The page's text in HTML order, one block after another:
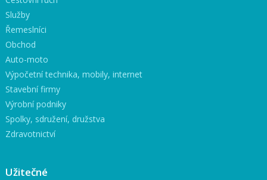
Služby
Řemeslníci
Obchod
Auto-moto
Výpočetní technika, mobily, internet
Stavební firmy
Výrobní podniky
Spolky, sdružení, družstva
Zdravotnictví
Užitečné